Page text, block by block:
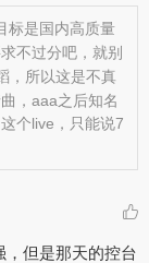
标是国内高质量
不过分吧，就别
，所以这是不真
，aaa之后知名
个live，只能说7
，但是那天的控台